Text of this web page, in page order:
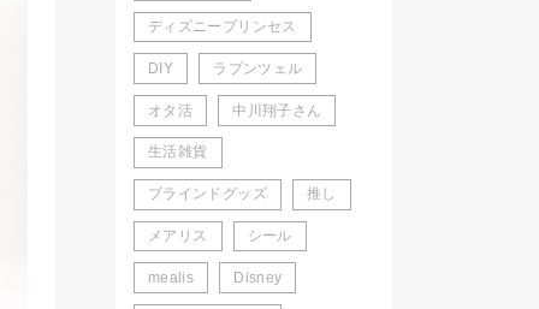
ディズニープリンセス
DIY ラプンツェル
オタ活 中川翔子さん
生活雑貨
ブラインドグッズ 推し
メアリス シール
mealis Disney